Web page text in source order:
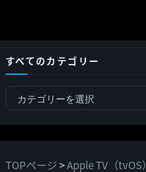
すべてのカテゴリー
べ
カ
TOPページ>Apple TV（tvOS）